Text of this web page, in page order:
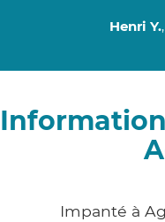
Henri Y.
Impanté à